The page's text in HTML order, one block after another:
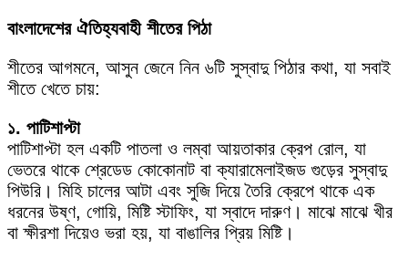
বাংলাদেশের ঐতিহ্যবাহী শীতের পিঠা
শীতের আগমনে, আসুন জেনে নিন ৬টি সুস্বাদু পিঠার কথা, যা সবাই
শীতে খেতে চায়:
১. পাটিশাপ্টা
পাটিশাপ্টা হল একটি পাতলা ও লম্বা আয়তাকার ক্রেপ রোল, যা
ভেতরে থাকে শ্রেডেড কোকোনাট বা ক্যারামেলাইজড গুড়ের সুস্বাদু
পিউরি। মিহি চালের আটা এবং সুজি দিয়ে তৈরি ক্রেপে থাকে এক
ধরনের উষ্ণ, গোয়ি, মিষ্টি স্টাফিং, যা স্বাদে দারুণ। মাঝে মাঝে খীর
বা ক্ষীরশা দিয়েও ভরা হয়, যা বাঙালির প্রিয় মিষ্টি।